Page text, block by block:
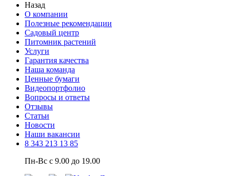
Назад
О компании
Полезные рекомендации
Садовый центр
Питомник растений
Услуги
Гарантия качества
Наша команда
Ценные бумаги
Видеопортфолио
Вопросы и ответы
Отзывы
Статьи
Новости
Наши вакансии
8 343 213 13 85
Пн-Вс с 9.00 до 19.00